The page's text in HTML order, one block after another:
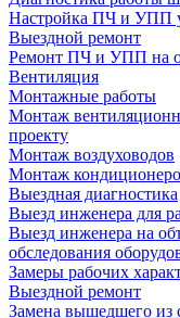
Настройка ПЧ и УПП
Выездной ремонт
Ремонт ПЧ и УПП на
Вентиляция
Монтажные работы
Монтаж
проекту
Монтаж воздуховодов
Монтаж
Выездная диагностика
Выезд инженера для
Выезд инженера на
обследования
Замеры рабочих
Выездной ремонт
Замена вышедшего из